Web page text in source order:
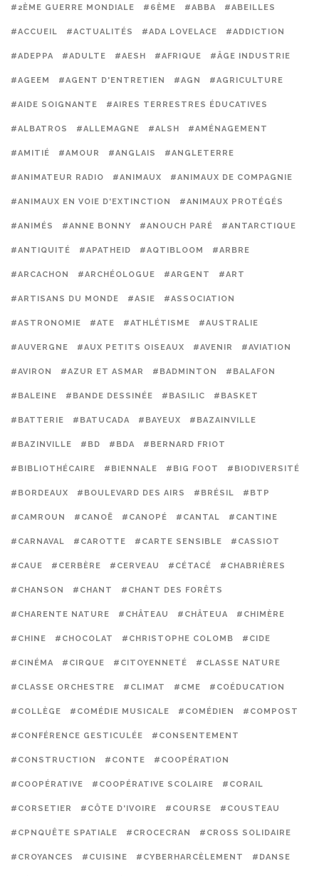
#2ÈME GUERRE MONDIALE #6ÈME #ABBA #ABEILLES
#ACCUEIL #ACTUALITÉS #ADA LOVELACE #ADDICTION
#ADEPPA #ADULTE #AESH #AFRIQUE #ÂGE INDUSTRIE
#AGEEM #AGENT D'ENTRETIEN #AGN #AGRICULTURE
#AIDE SOIGNANTE #AIRES TERRESTRES ÉDUCATIVES
#ALBATROS #ALLEMAGNE #ALSH #AMÉNAGEMENT
#AMITIÉ #AMOUR #ANGLAIS #ANGLETERRE
#ANIMATEUR RADIO #ANIMAUX #ANIMAUX DE COMPAGNIE
#ANIMAUX EN VOIE D'EXTINCTION #ANIMAUX PROTÉGÉS
#ANIMÉS #ANNE BONNY #ANOUCH PARÉ #ANTARCTIQUE
#ANTIQUITÉ #APATHEID #AQTIBLOOM #ARBRE
#ARCACHON #ARCHÉOLOGUE #ARGENT #ART
#ARTISANS DU MONDE #ASIE #ASSOCIATION
#ASTRONOMIE #ATE #ATHLÉTISME #AUSTRALIE
#AUVERGNE #AUX PETITS OISEAUX #AVENIR #AVIATION
#AVIRON #AZUR ET ASMAR #BADMINTON #BALAFON
#BALEINE #BANDE DESSINÉE #BASILIC #BASKET
#BATTERIE #BATUCADA #BAYEUX #BAZAINVILLE
#BAZINVILLE #BD #BDA #BERNARD FRIOT
#BIBLIOTHÉCAIRE #BIENNALE #BIG FOOT #BIODIVERSITÉ
#BORDEAUX #BOULEVARD DES AIRS #BRÉSIL #BTP
#CAMROUN #CANOË #CANOPÉ #CANTAL #CANTINE
#CARNAVAL #CAROTTE #CARTE SENSIBLE #CASSIOT
#CAUE #CERBÈRE #CERVEAU #CÉTACÉ #CHABRIÈRES
#CHANSON #CHANT #CHANT DES FORÊTS
#CHARENTE NATURE #CHÂTEAU #CHÂTEUA #CHIMÈRE
#CHINE #CHOCOLAT #CHRISTOPHE COLOMB #CIDE
#CINÉMA #CIRQUE #CITOYENNETÉ #CLASSE NATURE
#CLASSE ORCHESTRE #CLIMAT #CME #COÉDUCATION
#COLLÈGE #COMÉDIE MUSICALE #COMÉDIEN #COMPOST
#CONFÉRENCE GESTICULÉE #CONSENTEMENT
#CONSTRUCTION #CONTE #COOPÉRATION
#COOPÉRATIVE #COOPÉRATIVE SCOLAIRE #CORAIL
#CORSETIER #CÔTE D'IVOIRE #COURSE #COUSTEAU
#CPNQUÊTE SPATIALE #CROCECRAN #CROSS SOLIDAIRE
#CROYANCES #CUISINE #CYBERHARCÈLEMENT #DANSE